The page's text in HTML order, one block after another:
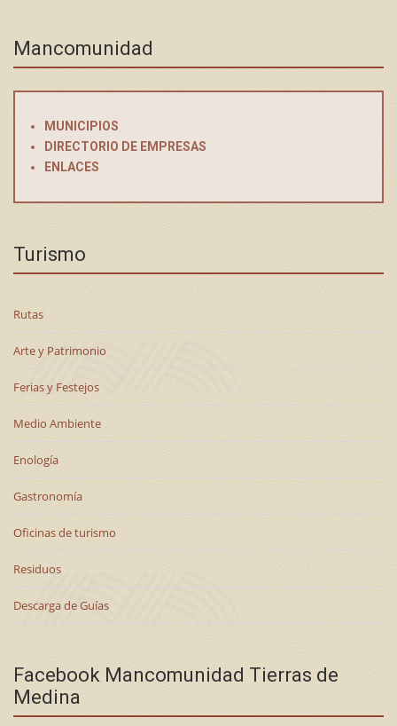
Mancomunidad
MUNICIPIOS
DIRECTORIO DE EMPRESAS
ENLACES
Turismo
Rutas
Arte y Patrimonio
Ferias y Festejos
Medio Ambiente
Enología
Gastronomía
Oficinas de turismo
Residuos
Descarga de Guías
Facebook Mancomunidad Tierras de
Medina